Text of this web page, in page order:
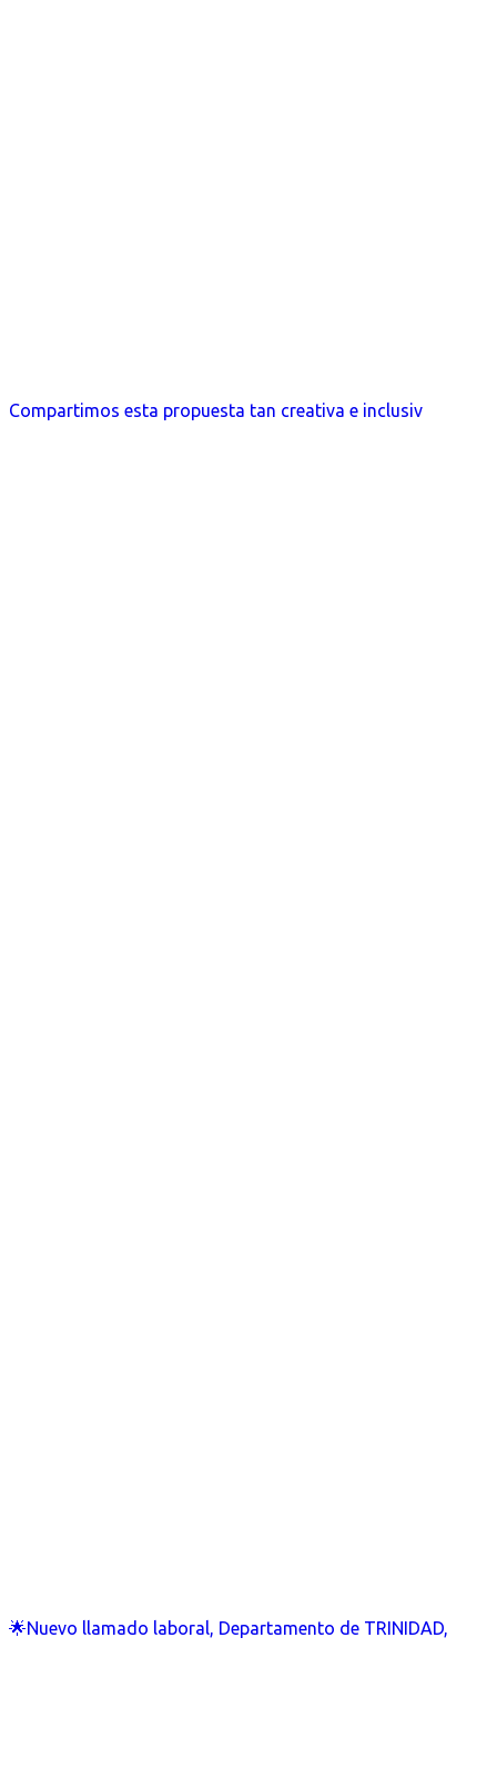
Compartimos esta propuesta tan creativa e inclusiv
🌟Nuevo llamado laboral, Departamento de TRINIDAD,